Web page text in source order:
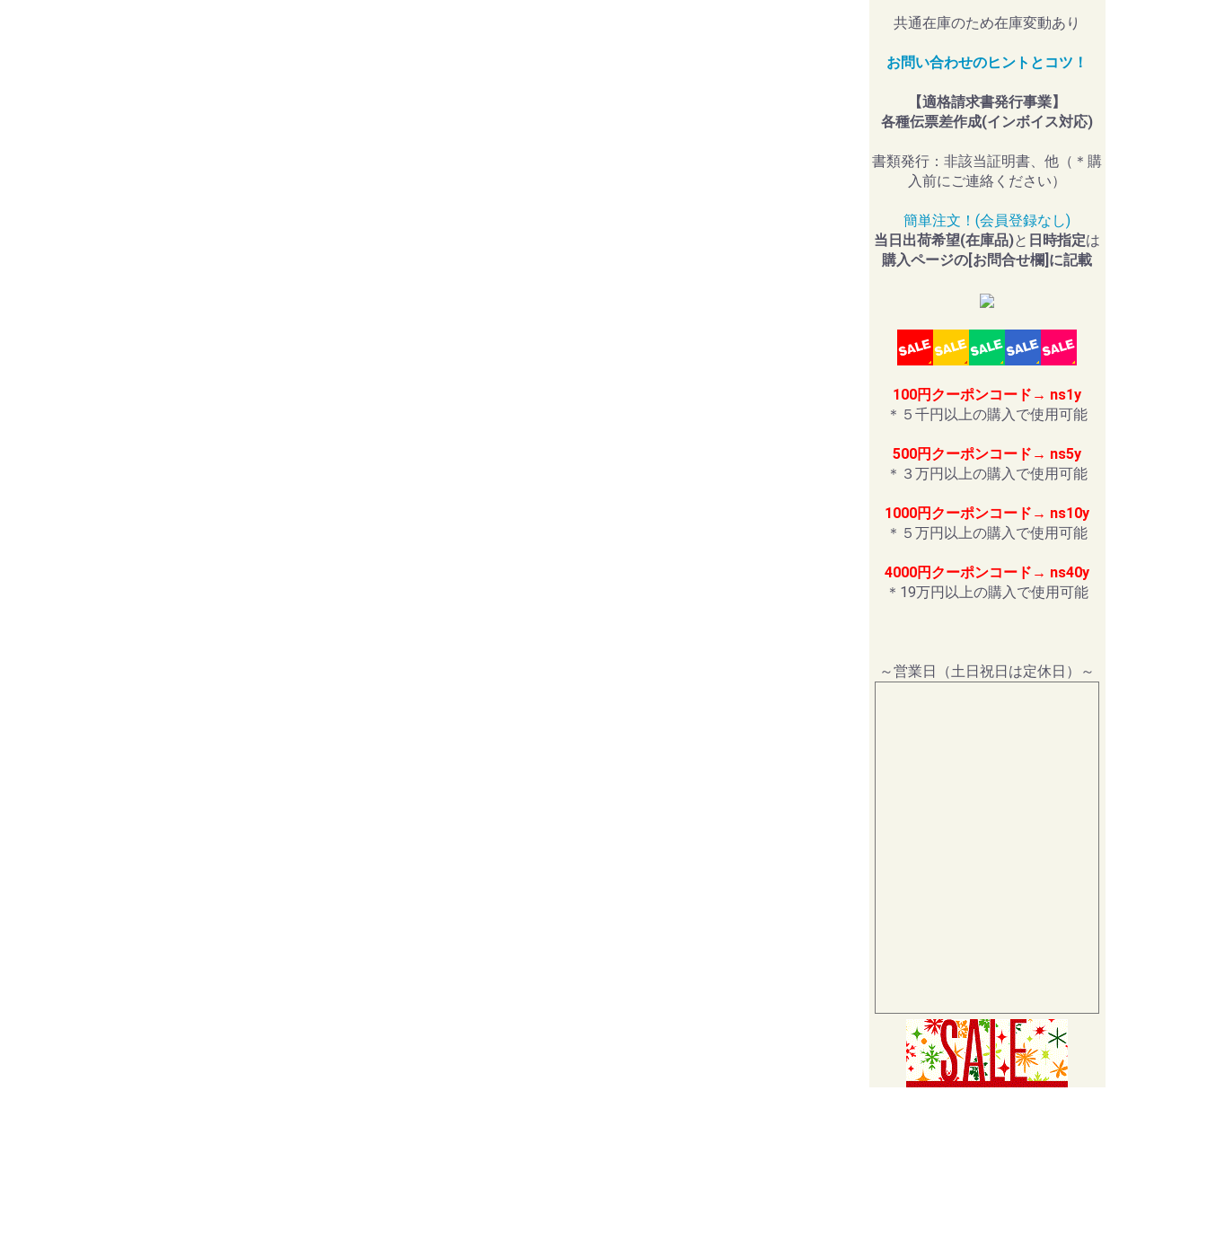
共通在庫のため在庫変動あり
お問い合わせのヒントとコツ！
【適格請求書発行事業】
各種伝票差作成(インボイス対応)
書類発行：非該当証明書、他（＊購
入前にご連絡ください）
簡単注文！(会員登録なし)
当日出荷希望(在庫品)と 日時指定は
購入ページの[お問合せ欄]に記載
100円クーポンコード→ ns1y
＊５千円以上の購入で使用可能
500円クーポンコード→ ns5y
＊３万円以上の購入で使用可能
1000円クーポンコード→ ns10y
＊５万円以上の購入で使用可能
4000円クーポンコード→ ns40y
＊19万円以上の購入で使用可能
～営業日（土日祝日は定休日）～